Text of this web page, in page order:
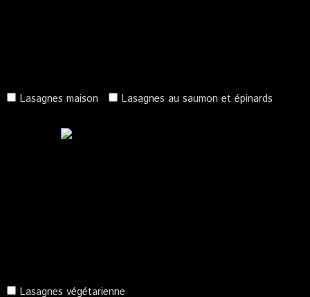
Lasagnes maison Lasagnes au saumon et épinards
Lasagnes végétarienne